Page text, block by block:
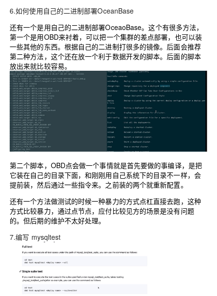
6.如何使用自己的二进制部署OceanBase
还有一个是用自己的二进制部署OceaoBase。这个有很多方法，
第一个是用OBD来衬着，可以把一个集群的差点部署，也可以装
一些其他的东西。根据自己的二进制打很多的镜像。后面会推荐
第二种方法，这个还在放一个利于数据开发的脚本。后面的脚本
放出来就比较容易。
第二个脚本，OBD点会做一个事情就是首先要做的事编译，是把
它装在自己的目录下面，和刚刚用自己系统下的目录不一样，会
提前装，然后通过一些指令来。之前装的两个就重新配置。
还有一个方法做测试的时候一种暴力的方式点杠直接去跑，这种
方式比较暴力，通过点节点，应付比较见方的场景是没有问题
的。但后期的维护不太好处理。
7.编写 mysqltest